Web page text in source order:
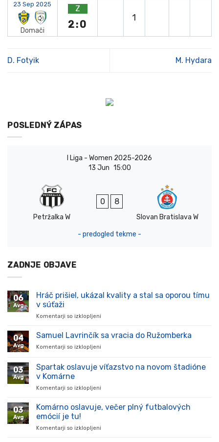
23 Sep 2025
Domači
Z
2:0
1
D. Fotyik M. Hydara
POSLEDNÝ ZÁPAS
I Liga - Women 2025-2026
13 Jun 15:00
Petržalka W
0 8
Slovan Bratislava W
- predogled tekme -
ZADNJE OBJAVE
06
Avg
Hráč prišiel, ukázal kvality a stal sa oporou tímu
v súťaži
Komentarji so izklopljeni
prišiel,
stal
súťaži
04
Avg
Samuel Lavrinčík sa vracia do Ružomberka
Komentarji so izklopljeni
Lavrinčík
sa
03
Avg
Spartak oslavuje víťazstvo na novom štadióne
v Komárne
Komentarji so izklopljeni
oslavuje
03
Avg
Komárno oslavuje, večer plný futbalových
emócií je tu!
Komentarji so izklopljeni